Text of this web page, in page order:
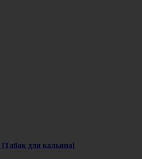
[Табак для кальяна]